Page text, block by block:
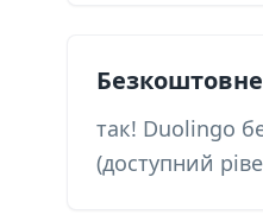
так! Duolingo
(доступний